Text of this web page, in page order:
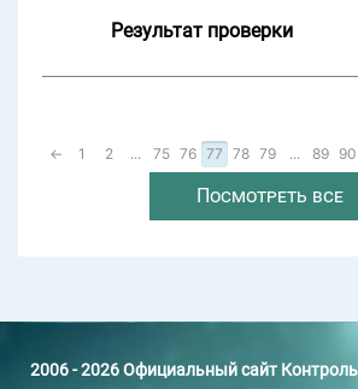
Результат проверки
← 1 2 ... 75 76 77 78 79 ... 89 90
Посмотреть все
2006 - 2026 Официальный сайт